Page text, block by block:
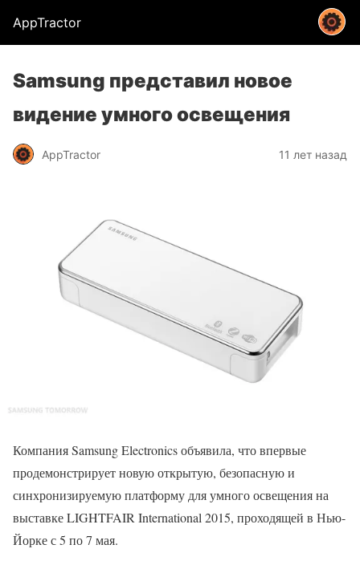
AppTractor
Samsung представил новое
видение умного освещения
AppTractor 11 лет назад
Компания Samsung Electronics объявила, что впервые
продемонстрирует новую открытую, безопасную и
синхронизируемую платформу для умного освещения на
выставке LIGHTFAIR International 2015, проходящей в Нью-
Йорке с 5 по 7 мая.